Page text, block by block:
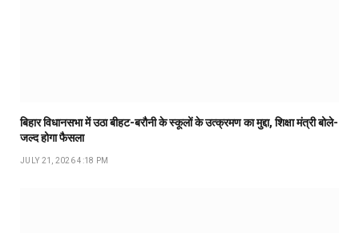
बिहार विधानसभा में उठा बीहट-बरौनी के स्कूलों के उत्क्रमण का मुद्दा, शिक्षा मंत्री बोले-
जल्द होगा फैसला
JULY 21, 2026 4:18 PM